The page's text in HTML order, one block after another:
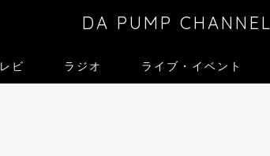
DA PUMP CHANNEL
ビ ラジオ ライブ・イベント